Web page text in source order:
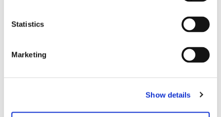
Statistics
Marketing
Show details
80538 München
Leonie Elena Friedmann
+49 89 21127 150
Hiermit wird Ihnen die Genehmigung erteilt, die